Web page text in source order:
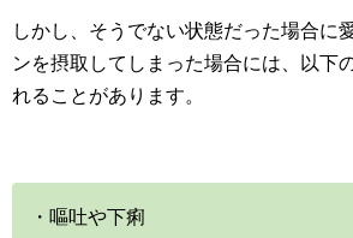
しかし、そうでない状態だった場合に
ンを摂取してしまった場合には、以下
れることがあります。
・嘔吐や下痢